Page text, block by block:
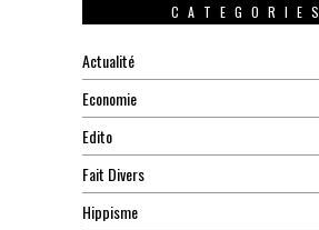
CATEGORIES
Actualité
Economie
Edito
Fait Divers
Hippisme